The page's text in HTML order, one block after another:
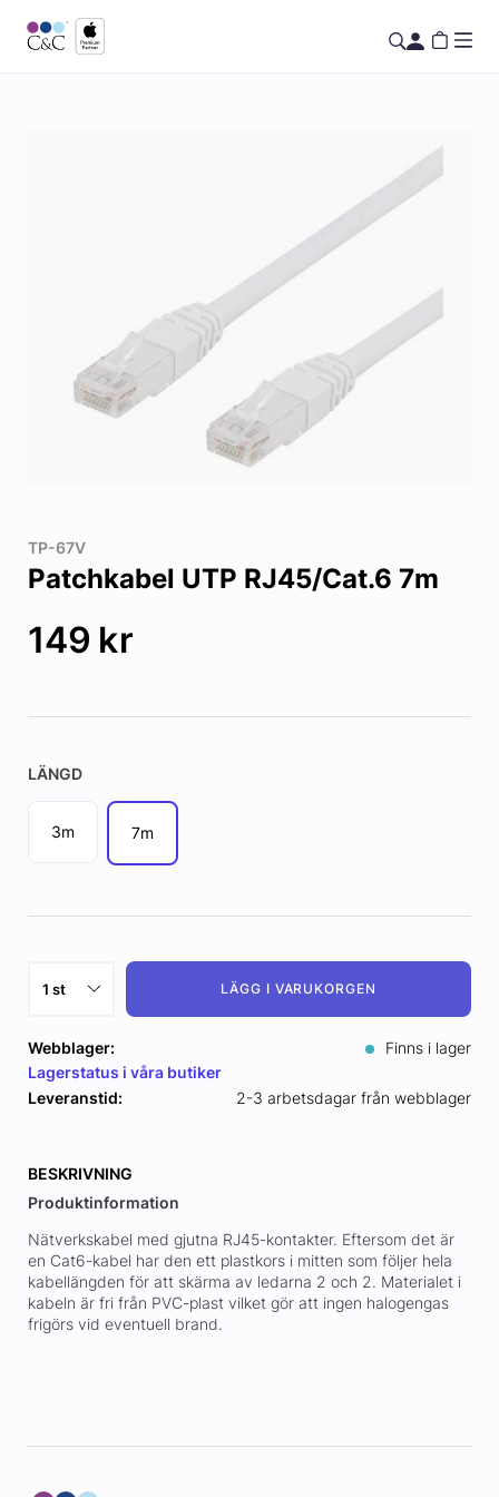
TP-67V
Patchkabel UTP RJ45/Cat.6 7m
149 kr
LÄNGD
3m 7m
LÄGG I VARUKORGEN
Webblager:
Finns i lager
Lagerstatus i våra butiker
Leveranstid:
2-3 arbetsdagar från webblager
BESKRIVNING
Produktinformation
Nätverkskabel med gjutna RJ45-kontakter. Eftersom det är
en Cat6-kabel har den ett plastkors i mitten som följer hela
kabellängden för att skärma av ledarna 2 och 2. Materialet i
kabeln är fri från PVC-plast vilket gör att ingen halogengas
frigörs vid eventuell brand.